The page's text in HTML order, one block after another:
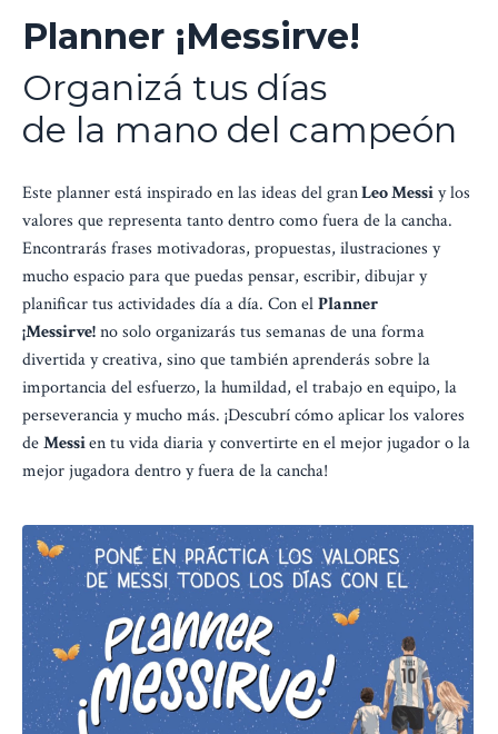
Planner ¡Messirve!
Organizá tus días
de la mano del campeón
Este planner está inspirado en las ideas del granLeo Messiy los
valores que representa tanto dentro como fuera de la cancha.
Encontrarás frases motivadoras, propuestas, ilustraciones y
mucho espacio para que puedas pensar, escribir, dibujar y
planificar tus actividades día a día. Con elPlanner
¡Messirve!no solo organizarás tus semanas de una forma
divertida y creativa, sino que también aprenderás sobre la
importancia del esfuerzo, la humildad, el trabajo en equipo, la
perseverancia y mucho más. ¡Descubrí cómo aplicar los valores
deMessien tu vida diaria y convertirte en el mejor jugador o la
mejor jugadora dentro y fuera de la cancha!